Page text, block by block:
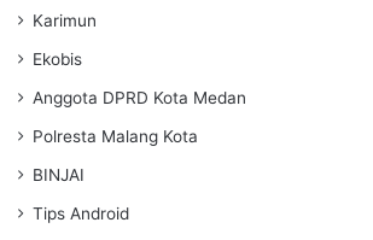
Karimun
Ekobis
Anggota DPRD Kota Medan
Polresta Malang Kota
BINJAI
Tips Android